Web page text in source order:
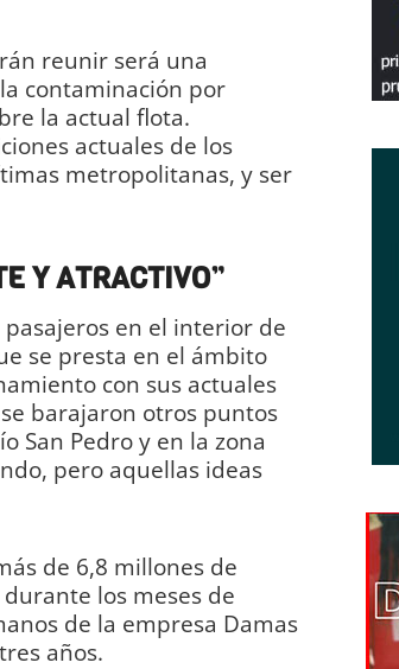
reunir será una
contaminación por
la actual flota.
actuales de los
metropolitanas, y ser
Y ATRACTIVO”
en el interior de
se presta en el ámbito
con sus actuales
barajaron otros puntos
San Pedro y en la zona
pero aquellas ideas
de 6,8 millones de
los meses de
de la empresa Damas
años.